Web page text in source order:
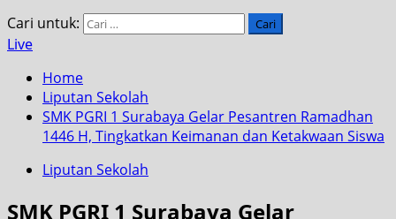
Cari untuk:
Live
Home
Liputan Sekolah
SMK PGRI 1 Surabaya Gelar Pesantren Ramadhan
1446 H, Tingkatkan Keimanan dan Ketakwaan Siswa
Liputan Sekolah
SMK PGRI 1 Surabaya Gelar